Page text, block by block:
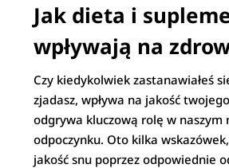
Jak dieta i
wpływają na
Czy kiedykolwiek zastanawiałeś
zjadasz, wpływa na jakość
odgrywa kluczową rolę w naszym
odpoczynku. Oto kilka
jakość snu poprzez odpowiednie